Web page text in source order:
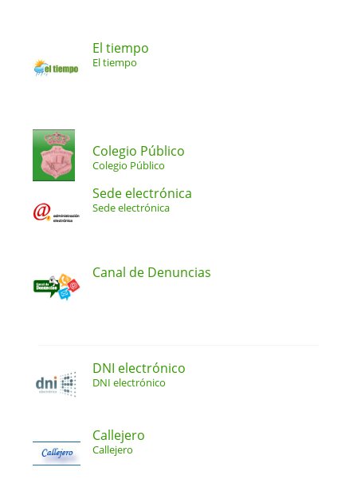
El tiempo
El tiempo
Colegio Público
Colegio Público
Sede electrónica
Sede electrónica
Canal de Denuncias
DNI electrónico
DNI electrónico
Callejero
Callejero